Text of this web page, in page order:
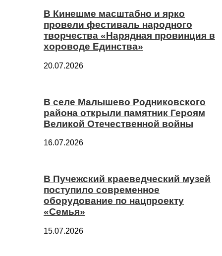
В Кинешме масштабно и ярко
провели фестиваль народного
творчества «Нарядная провинция в
хороводе Единства»
20.07.2026
В селе Малышево Родниковского
района открыли памятник Героям
Великой Отечественной войны
16.07.2026
В Пучежский краеведческий музей
поступило современное
оборудование по нацпроекту
«Семья»
15.07.2026